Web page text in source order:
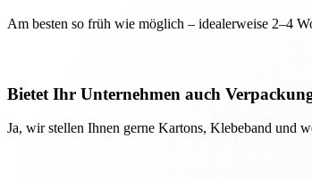
Am besten so früh wie möglich – idealerweise 2–4
Bietet Ihr Unternehmen auch
Ja, wir stellen Ihnen gerne Kartons, Klebeband und